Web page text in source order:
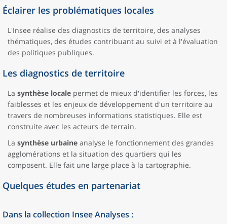
Éclairer les problématiques locales
L'Insee réalise des diagnostics de territoire, des analyses
thématiques, des études contribuant au suivi et à l'évaluation
des politiques publiques.
Les diagnostics de territoire
La synthèse locale permet de mieux d'identifier les forces, les
faiblesses et les enjeux de développement d'un territoire au
travers de nombreuses informations statistiques. Elle est
construite avec les acteurs de terrain.
La synthèse urbaine analyse le fonctionnement des grandes
agglomérations et la situation des quartiers qui les
composent. Elle fait une large place à la cartographie.
Quelques études en partenariat
Dans la collection Insee Analyses :